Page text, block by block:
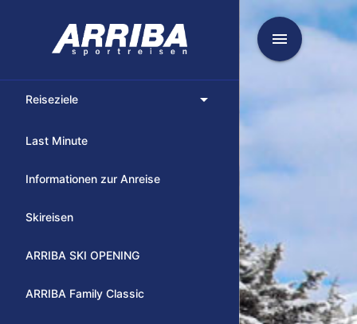
Reiseziele arrow_drop_down
Last Minute
Informationen zur Anreise
Skireisen
ARRIBA SKI OPENING
ARRIBA Family Classic
menu